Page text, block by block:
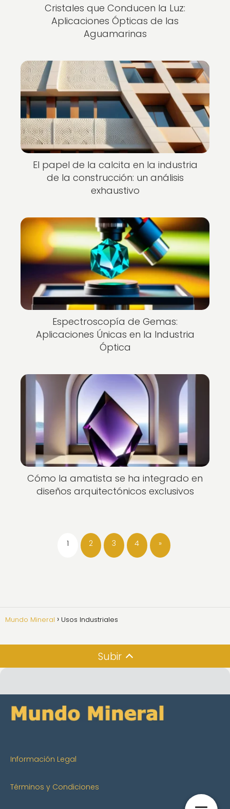
Cristales que Conducen la Luz:
Aplicaciones Ópticas de las
Aguamarinas
El papel de la calcita en la industria
de la construcción: un análisis
exhaustivo
Espectroscopía de Gemas:
Aplicaciones Únicas en la Industria
Óptica
Cómo la amatista se ha integrado en
diseños arquitectónicos exclusivos
1 2 3 4 »
Mundo Mineral Usos Industriales
Subir
Información Legal
Términos y Condiciones